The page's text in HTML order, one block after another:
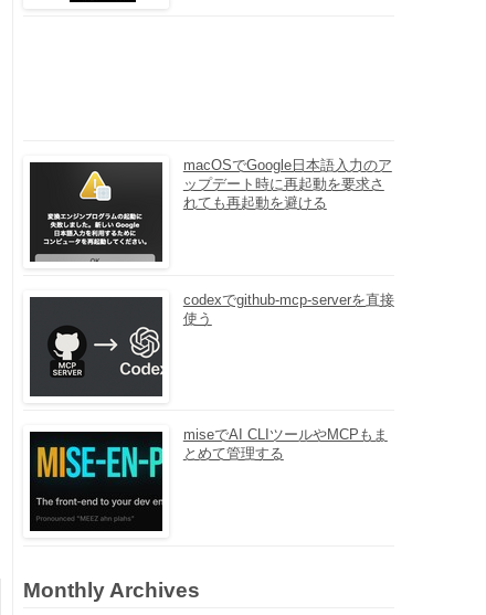
macOSでGoogle日本語入力のア
ップデート時に再起動を要求さ
れても再起動を避ける
codexでgithub-mcp-serverを直接
使う
miseでAI CLIツールやMCPもま
とめて管理する
Monthly Archives